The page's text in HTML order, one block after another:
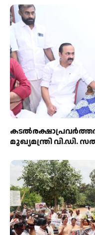
മുഖ്യമന്ത്രി വി.ഡി.